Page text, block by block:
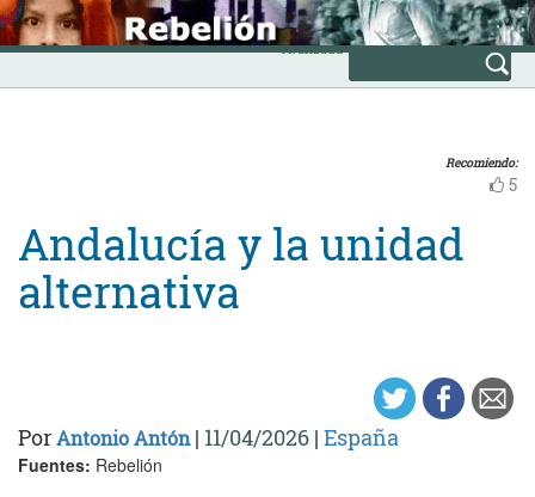
Skip
to
content
INICIO
Avanzada
Recomiendo:
5
Andalucía y la unidad
alternativa
PorAntonio Antón| 11/04/2026 | España
Fuentes: Rebelión